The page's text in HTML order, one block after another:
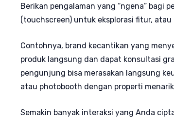
Berikan pengalaman yang “ngena” bagi
(touchscreen) untuk eksplorasi fitur,
Contohnya, brand kecantikan yang
produk langsung dan dapat konsultasi
pengunjung bisa merasakan langsung
atau photobooth dengan properti
Semakin banyak interaksi yang Anda